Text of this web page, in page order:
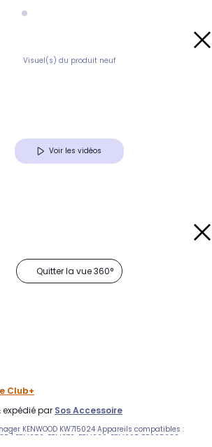
Visuel(s) du produit neuf
Voir les vidéos
Quitter la vue 360°
Club+
expédié par Sos Accessoire
KENWOOD KW715024 Appareils compatibles :
FPM250, FPM270, FPM260, FPM265 BB295088